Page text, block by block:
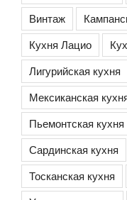
Винтаж
Кухня Лацио
Лигурийская кухня
Мексиканская
Пьемонтская кухня
Сардинская кухня
Тосканская кухня